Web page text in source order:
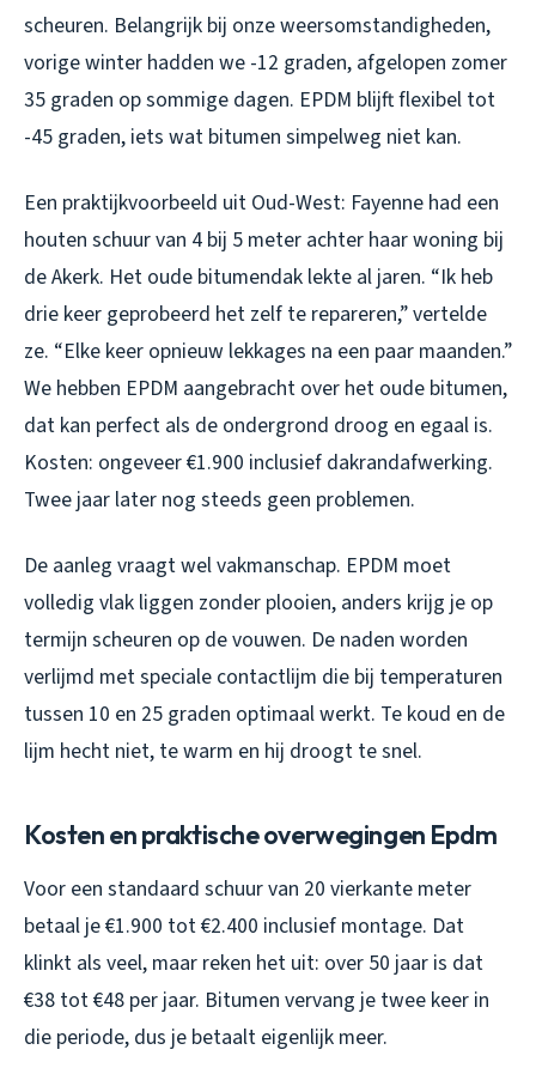
scheuren. Belangrijk bij onze weersomstandigheden,
vorige winter hadden we -12 graden, afgelopen zomer
35 graden op sommige dagen. EPDM blijft flexibel tot
-45 graden, iets wat bitumen simpelweg niet kan.
Een praktijkvoorbeeld uit Oud-West: Fayenne had een
houten schuur van 4 bij 5 meter achter haar woning bij
de Akerk. Het oude bitumendak lekte al jaren. “Ik heb
drie keer geprobeerd het zelf te repareren,” vertelde
ze. “Elke keer opnieuw lekkages na een paar maanden.”
We hebben EPDM aangebracht over het oude bitumen,
dat kan perfect als de ondergrond droog en egaal is.
Kosten: ongeveer €1.900 inclusief dakrandafwerking.
Twee jaar later nog steeds geen problemen.
De aanleg vraagt wel vakmanschap. EPDM moet
volledig vlak liggen zonder plooien, anders krijg je op
termijn scheuren op de vouwen. De naden worden
verlijmd met speciale contactlijm die bij temperaturen
tussen 10 en 25 graden optimaal werkt. Te koud en de
lijm hecht niet, te warm en hij droogt te snel.
Kosten en praktische overwegingen Epdm
Voor een standaard schuur van 20 vierkante meter
betaal je €1.900 tot €2.400 inclusief montage. Dat
klinkt als veel, maar reken het uit: over 50 jaar is dat
€38 tot €48 per jaar. Bitumen vervang je twee keer in
die periode, dus je betaalt eigenlijk meer.